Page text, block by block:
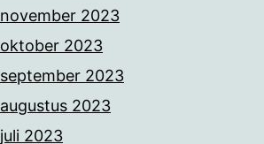
november 2023
oktober 2023
september 2023
augustus 2023
juli 2023